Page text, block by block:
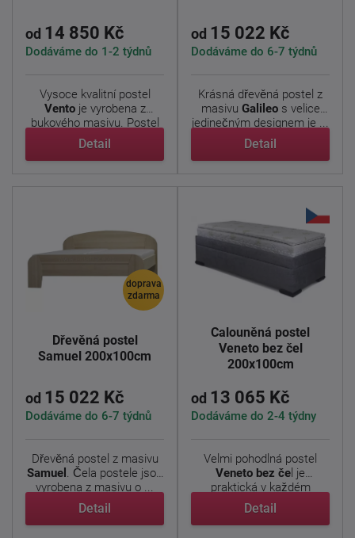
od 14 850 Kč
Dodáváme do 1-2 týdnů
Vysoce kvalitní postel
Ventoje vyrobena z
bukového masivu. Postel
má ...
Detail
od 15 022 Kč
Dodáváme do 6-7 týdnů
Krásná dřevěná postel z
masivu Galileos velice
jedinečným designem je ...
Detail
doprava
zdarma
Dřevěná postel
Samuel 200x100cm
od 15 022 Kč
Dodáváme do 6-7 týdnů
Dřevěná postel z masivu
Samuel . Čela postele jsou
vyrobena z masivu o ...
Detail
Čalouněná postel
Veneto bez čel
200x100cm
od 13 065 Kč
Dodáváme do 2-4 týdny
Velmi pohodlná postel
Veneto bez če l je
praktická v každém
ohledu. ...
Detail